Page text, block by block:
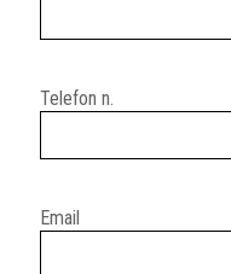
Telefon n.
Email